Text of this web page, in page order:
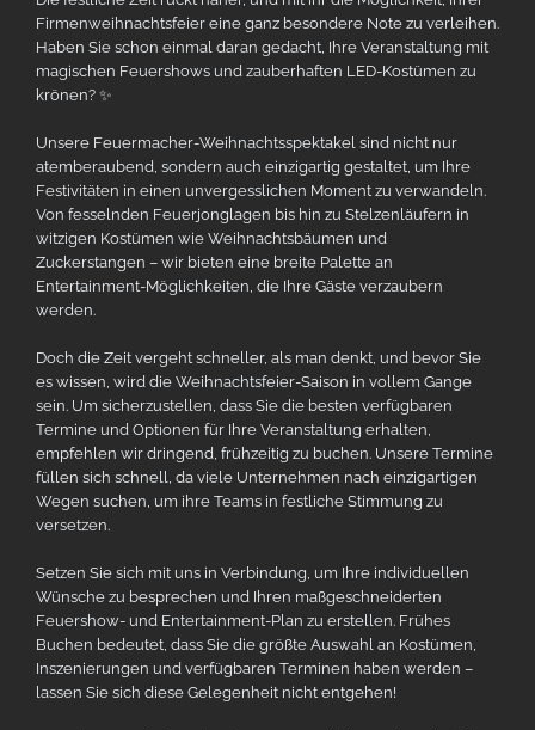
Firmenweihnachtsfeier eine ganz besondere Note zu verleihen.
Haben Sie schon einmal daran gedacht, Ihre Veranstaltung mit
magischen Feuershows und zauberhaften LED-Kostümen zu
krönen? ✨
Unsere Feuermacher-Weihnachtsspektakel sind nicht nur
atemberaubend, sondern auch einzigartig gestaltet, um Ihre
Festivitäten in einen unvergesslichen Moment zu verwandeln.
Von fesselnden Feuerjonglagen bis hin zu Stelzenläufern in
witzigen Kostümen wie Weihnachtsbäumen und
Zuckerstangen – wir bieten eine breite Palette an
Entertainment-Möglichkeiten, die Ihre Gäste verzaubern
werden.
Doch die Zeit vergeht schneller, als man denkt, und bevor Sie
es wissen, wird die Weihnachtsfeier-Saison in vollem Gange
sein. Um sicherzustellen, dass Sie die besten verfügbaren
Termine und Optionen für Ihre Veranstaltung erhalten,
empfehlen wir dringend, frühzeitig zu buchen. Unsere Termine
füllen sich schnell, da viele Unternehmen nach einzigartigen
Wegen suchen, um ihre Teams in festliche Stimmung zu
versetzen.
Setzen Sie sich mit uns in Verbindung, um Ihre individuellen
Wünsche zu besprechen und Ihren maßgeschneiderten
Feuershow- und Entertainment-Plan zu erstellen. Frühes
Buchen bedeutet, dass Sie die größte Auswahl an Kostümen,
Inszenierungen und verfügbaren Terminen haben werden –
lassen Sie sich diese Gelegenheit nicht entgehen!